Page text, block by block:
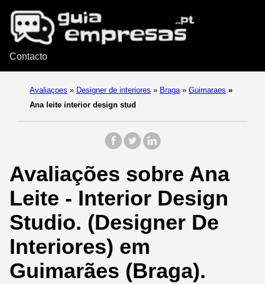
Contacto
Avaliaçoes » Designer de interiores » Braga » Guimaraes »
Ana leite interior design stud
Avaliações sobre Ana
Leite - Interior Design
Studio. (Designer De
Interiores) em
Guimarães (Braga).